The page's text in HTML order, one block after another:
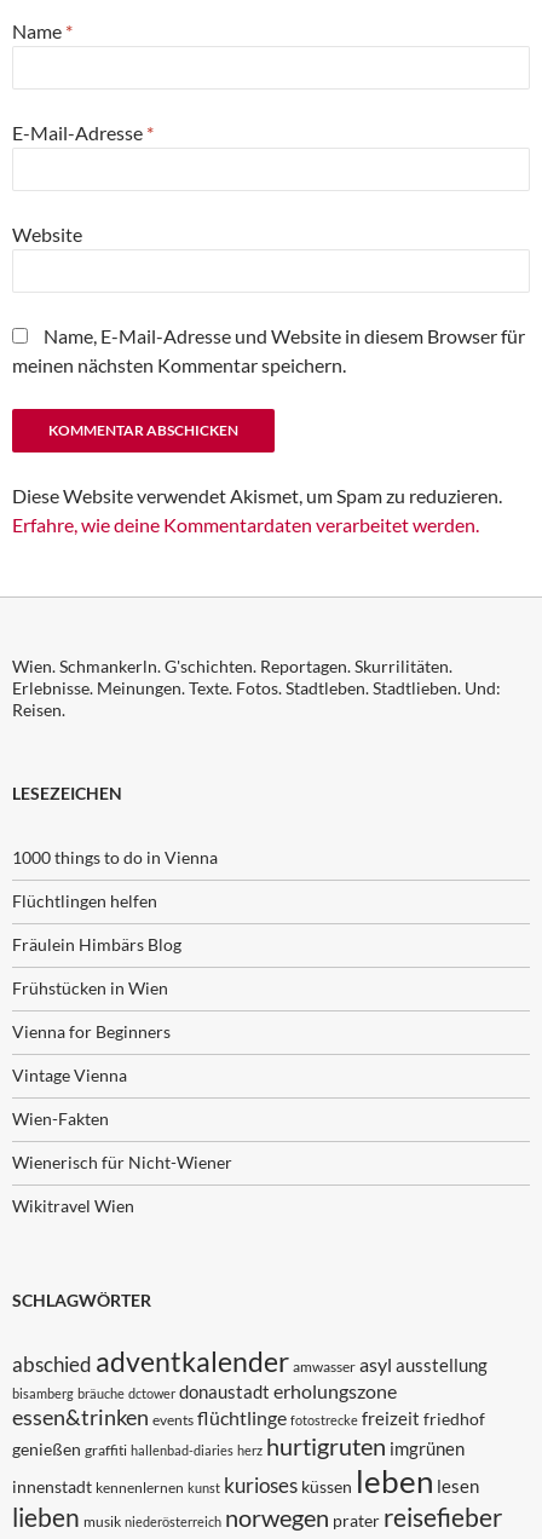
Name *
E-Mail-Adresse *
Website
Name, E-Mail-Adresse und Website in diesem Browser für
meinen nächsten Kommentar speichern.
Diese Website verwendet Akismet, um Spam zu reduzieren.
Erfahre, wie deine Kommentardaten verarbeitet werden.
Wien. Schmankerln. G'schichten. Reportagen. Skurrilitäten.
Erlebnisse. Meinungen. Texte. Fotos. Stadtleben. Stadtlieben. Und:
Reisen.
LESEZEICHEN
1000 things to do in Vienna
Flüchtlingen helfen
Fräulein Himbärs Blog
Frühstücken in Wien
Vienna for Beginners
Vintage Vienna
Wien-Fakten
Wienerisch für Nicht-Wiener
Wikitravel Wien
SCHLAGWÖRTER
abschied adventkalender amwasser asyl ausstellung
bisamberg bräuche dctower donaustadt erholungszone
essen&trinken events flüchtlinge fotostrecke freizeit friedhof
genießen graffiti hallenbad-diaries herz hurtigruten imgrünen
innenstadt kennenlernen kunst kurioses küssen leben lesen
lieben musik niederösterreich norwegen prater reisefieber